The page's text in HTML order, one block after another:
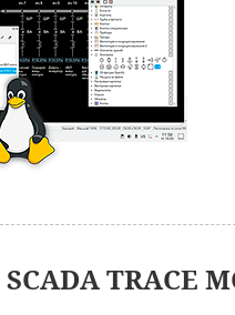
TRACE